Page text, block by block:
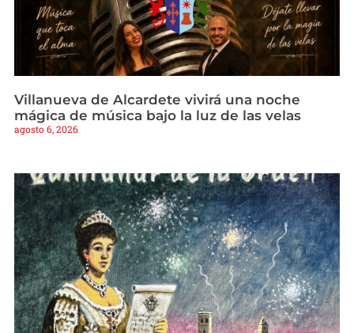
Villanueva de Alcardete vivirá una noche
mágica de música bajo la luz de las velas
agosto 6, 2026